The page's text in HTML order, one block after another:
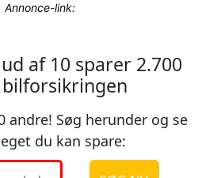
Annonce-link: